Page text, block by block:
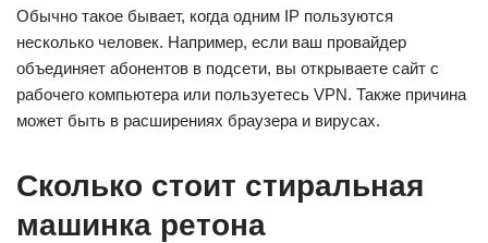
Обычно такое бывает, когда одним IP пользуются
несколько человек. Например, если ваш провайдер
объединяет абонентов в подсети, вы открываете сайт с
рабочего компьютера или пользуетесь VPN. Также причина
может быть в расширениях браузера и вирусах.
Сколько стоит стиральная
машинка ретона